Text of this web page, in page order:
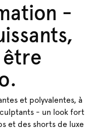
-
et polyvalentes, à
- un look fort
et des shorts de luxe